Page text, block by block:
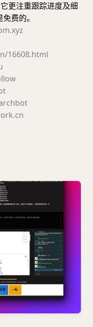
更注重跟踪进度及细
费的。
16608.html